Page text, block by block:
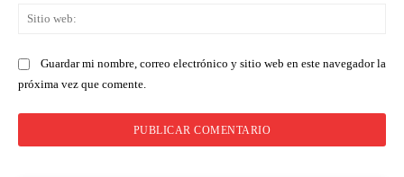
Guardar mi nombre, correo electrónico y sitio web en este navegador la
próxima vez que comente.